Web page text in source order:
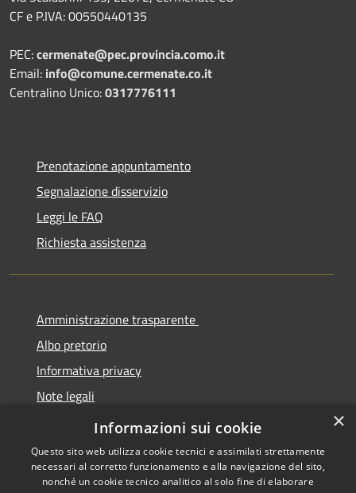
CF e P.IVA: 00550440135
PEC:cermenate@pec.provincia.como.it
Email: info@comune.cermenate.co.it
Centralino Unico:0317776111
Prenotazione appuntamento
Segnalazione disservizio
Leggi le FAQ
Richiesta assistenza
Amministrazione trasparente
Albo pretorio
Informativa privacy
Note legali
Dichiarazione di accessibilità
×
Informazioni sui cookie
Questo sito web utilizza cookie tecnici e assimilati strettamente
necessari al corretto funzionamento e alla navigazione del sito,
nonché un cookie tecnico analitico al solo fine di elaborare